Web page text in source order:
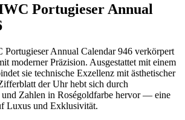
Portugieser Annual
Annual Calendar 946 verkörpert
moderner Präzision. Ausgestattet mit einem
sie technische Exzellenz mit ästhetischer
der Uhr hebt sich durch
und Zahlen in Roségoldfarbe hervor — eine
Luxus und Exklusivität.